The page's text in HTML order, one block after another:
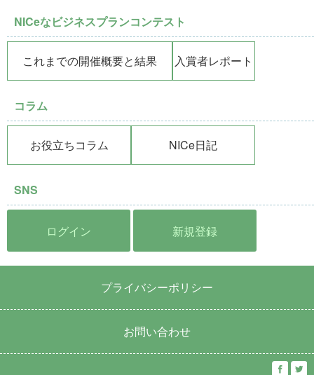
NICeなビジネスプランコンテスト
これまでの開催概要と結果 入賞者レポート
コラム
お役立ちコラム NICe日記
SNS
ログイン 新規登録
プライバシーポリシー
お問い合わせ